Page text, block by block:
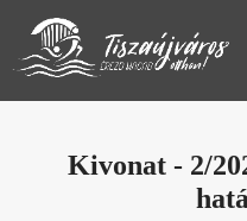
Kivonat - 2/